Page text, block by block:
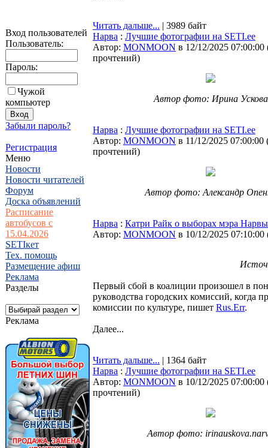
Вход пользователей
Пользователь:
Пароль:
Чужой
компьютер
Забыли пароль?
Регистрация
Меню
Новости
Новости читателей
Форум
Доска объявлений
Расписание
автобусов с
15.04.2026
SETIкет
Тех. помощь
Размещение афиш
Реклама
Разделы
Реклама
Читать дальше... | 3989 байт
Нарва : Лучшие фотографии на SETI.ee
Автор: MONMOON в 12/12/2025 07:00:00
прочтений)
Автор фото: Ирина Ускова
Нарва : Лучшие фотографии на SETI.ee
Автор: MONMOON в 11/12/2025 07:00:00
прочтений)
Автор фото: Александр
Нарва : Катри Райк о выборах мэра
Автор: MONMOON в 10/12/2025 07:10:00
Первый сбой в коалиции произошел в
руководства городских комиссий, когда
комиссии по культуре, пишет Rus.Err.
Далее...
Читать дальше... | 1364 байт
Нарва : Лучшие фотографии на SETI.ee
Автор: MONMOON в 10/12/2025 07:00:00
прочтений)
Автор фото: